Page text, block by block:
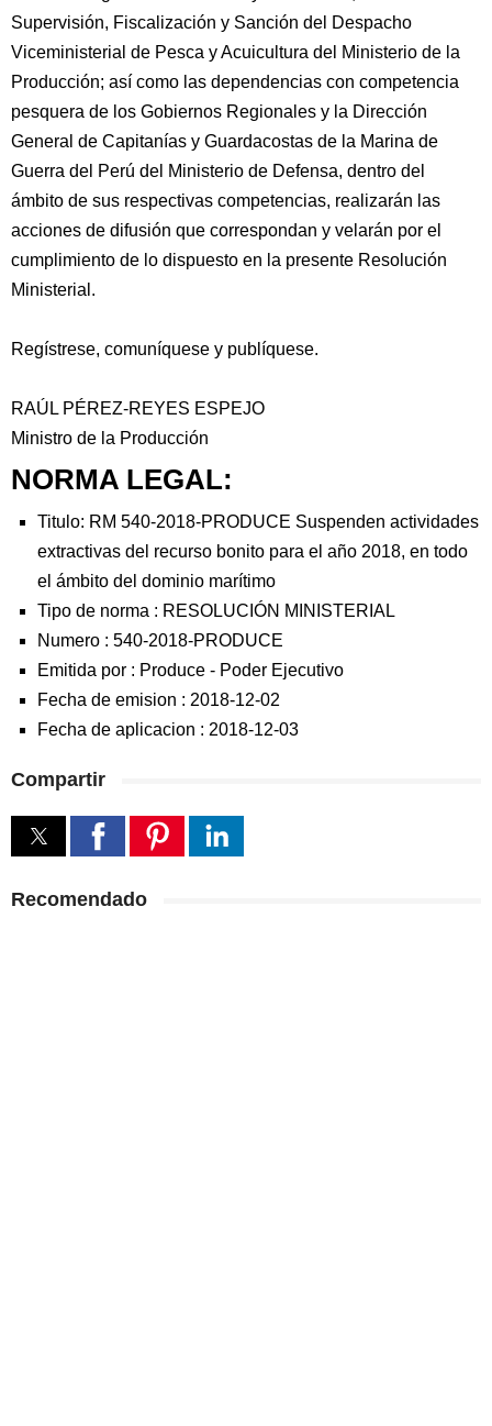
Supervisión, Fiscalización y Sanción del Despacho
Viceministerial de Pesca y Acuicultura del Ministerio de la
Producción; así como las dependencias con competencia
pesquera de los Gobiernos Regionales y la Dirección
General de Capitanías y Guardacostas de la Marina de
Guerra del Perú del Ministerio de Defensa, dentro del
ámbito de sus respectivas competencias, realizarán las
acciones de difusión que correspondan y velarán por el
cumplimiento de lo dispuesto en la presente Resolución
Ministerial.
Regístrese, comuníquese y publíquese.
RAÚL PÉREZ-REYES ESPEJO
Ministro de la Producción
NORMA LEGAL:
Titulo: RM 540-2018-PRODUCE Suspenden actividades
extractivas del recurso bonito para el año 2018, en todo
el ámbito del dominio marítimo
Tipo de norma : RESOLUCIÓN MINISTERIAL
Numero : 540-2018-PRODUCE
Emitida por : Produce - Poder Ejecutivo
Fecha de emision : 2018-12-02
Fecha de aplicacion : 2018-12-03
Compartir
Recomendado